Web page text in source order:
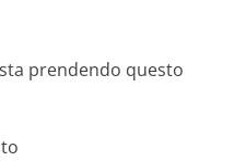
prendendo questo